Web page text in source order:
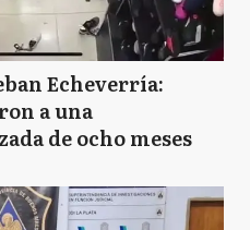
Echeverría:
a una
de ocho meses